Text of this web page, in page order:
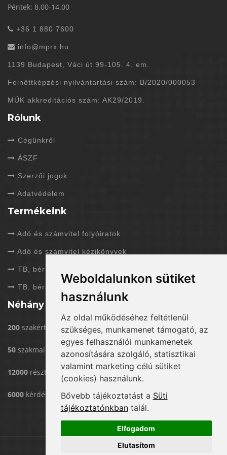
Weboldalunkon sütiket
használunk
Az oldal működéséhez feltétlenül
szükséges, munkamenet támogató, az
egyes felhasználói munkamenetek
azonosítására szolgáló, statisztikai
valamint marketing célú sütiket
(cookies) használunk.
Bővebb tájékoztatást a Süti
tájékoztatónkbantalál.
Elfogadom
Elutasítom
Péntek: 8.00-14.00
+36 1 880 7600
info@mprx.hu
1139 Budapest, Váci út 99-105. 4. em.
Felnőttképzési nyilvántartási szám: B/2020/000053
MÜK akkreditációs szám: AK29/2019.
Rólunk
Cégünkről
ÁSZF
Szerzői jogok
Adatvédelem
Termékeink
Adó és számvitel folyóiratok
Adó és számvitel kézikönyvek
TB, bérszámfejtés folyóiratok
TB, bérszámfejtés kézikönyvek
Néhány adat rólunk
200 szakértővel dolgozunk
50 szakmai rendezvény/év
12000 résztvevő eddig rendezvényeinken
6000 kérdést válaszoltunk már meg